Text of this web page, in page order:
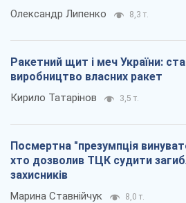
Олександр Липенко 8,3 т.
Ракетний щит і меч України:
виробництво власних ракет
Кирило Татарінов 3,5 т.
Посмертна "презумпція
хто дозволив ТЦК судити
захисників
Марина Ставнійчук 8,0 т.